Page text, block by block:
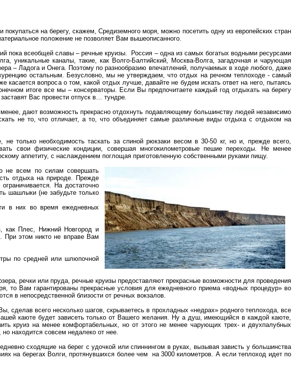
на берегу, скажем, Средиземного моря, можно посетить одну из европейских стран
положение не позволяет Вам вышеописанного.
пока всеобщей славы – речные круизы.
Россия – одна из самых богатых водными ресурсами
уникальные каналы, такие, как Волго-Балтийский, Москва-Волга, загадочная и чарующая
– Ладога и Онега. Поэтому по разнообразию впечатлений, получаемых в ходе любого, даже
остальным. Безусловно, мы не утверждаем, что отдых на речном теплоходе - самый
вопроса о том, какой отдых лучше, давайте не будем искать ответ на него, пытаясь
итоге все мы – консерваторы. Если Вы предпочитаете каждый год отдыхать на берегу
Вас провести отпуск в… тундре.
дают возможность прекрасно отдохнуть подавляющему большинству людей независимо
не то, что отличает, а то, что объединяет самые различные виды отдыха с отдыхом на
только необходимость таскать за спиной рюкзаки весом в 30-50 кг, но и, прежде всего,
свои физические кондиции, совершая многокилометровые пешие переходы. Не менее
аппетиту, с наслаждением поглощая приготовленную собственными руками пищу.
не всем по силам совершать
отдыха на природе. Прежде
На достаточно
шашлыки (не забудьте только
в них во время ежедневных
как Плес, Нижний Новгород и
При этом никто не вправе Вам
по средней или шлюпочной
речки или пруда, речные круизы предоставляют прекрасные возможности для проведения
то Вам гарантированы прекрасные условия для ежедневного приема «водных процедур» во
в непосредственной близости от речных вокзалов.
сделав всего несколько шагов, скрываетесь в прохладных «недрах» родного теплохода, все
каюте будет зависеть только от Вашего желания. Ну а душ, имеющийся в каждой каюте,
круиз на менее комфортабельных, но от этого не менее чарующих трех- и двухпалубных
находится совсем недалеко от нее.
сходящие на берег с удочкой или спиннингом в руках, вызывая зависть у большинства
на берегах Волги, протянувшихся более чем
на 3000 километров. А если теплоход идет по